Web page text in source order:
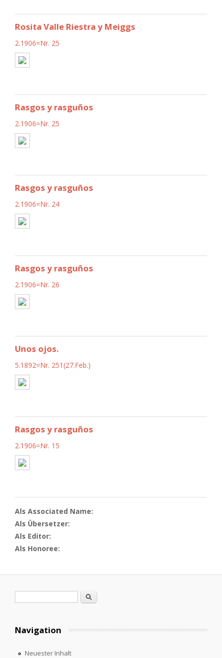
Rosita Valle Riestra y Meiggs
2.1906=Nr. 25
Rasgos y rasguños
2.1906=Nr. 25
Rasgos y rasguños
2.1906=Nr. 24
Rasgos y rasguños
2.1906=Nr. 26
Unos ojos.
5.1892=Nr. 251(27.Feb.)
Rasgos y rasguños
2.1906=Nr. 15
Als Associated Name:
Als Übersetzer:
Als Editor:
Als Honoree:
Suche
Navigation
Neuester Inhalt